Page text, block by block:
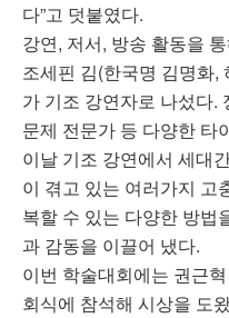
다”고 덧붙였다.
강연, 저서, 방송 활동을
조세핀 김(한국명 김명화,
가 기조 강연자로 나섰다.
문제 전문가 등 다양한 타
이날 기조 강연에서 세대
이 겪고 있는 여러가지 고
복할 수 있는 다양한 방법
과 감동을 이끌어 냈다.
이번 학술대회에는 권근
회식에 참석해 시상을 도